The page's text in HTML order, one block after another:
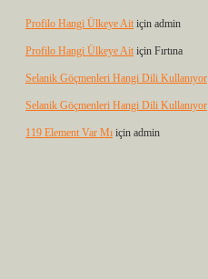
Profilo Hangi Ülkeye Ait için admin
Profilo Hangi Ülkeye Ait için Fırtına
Selanik Göçmenleri Hangi Dili Kullanıyor
Selanik Göçmenleri Hangi Dili Kullanıyor
119 Element Var Mı için admin